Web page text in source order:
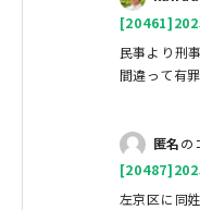
民事より刑
間違って有
匿名の
左京区に同